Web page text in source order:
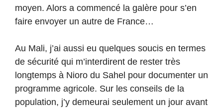
moyen. Alors a commencé la galère pour s’en
faire envoyer un autre de France…
Au Mali, j’ai aussi eu quelques soucis en termes
de sécurité qui m’interdirent de rester très
longtemps à Nioro du Sahel pour documenter un
programme agricole. Sur les conseils de la
population, j’y demeurai seulement un jour avant